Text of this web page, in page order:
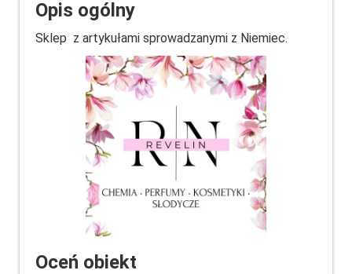
Opis ogólny
Sklep z artykułami sprowadzanymi z Niemiec.
Oceń obiekt